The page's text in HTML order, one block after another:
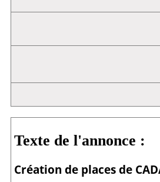
Texte de l'annonce :
Création de places de